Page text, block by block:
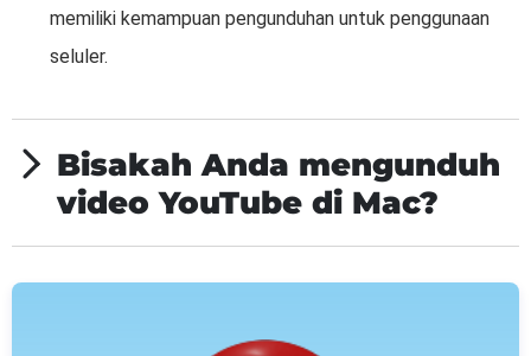
memiliki kemampuan pengunduhan untuk penggunaan
seluler.
Bisakah Anda mengunduh
video YouTube di Mac?